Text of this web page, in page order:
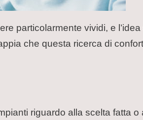
particolarmente vividi, e
che questa ricerca di
riguardo alla scelta fatta o